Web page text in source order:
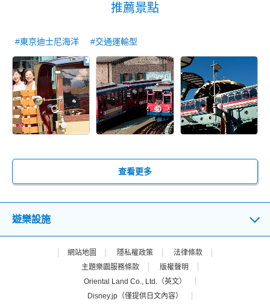
推薦景點
#東京迪士尼海洋 #交通運輸型
查看更多
遊樂設施
網站地圖 隱私權政策
法律條款
主題樂園服務條款
版權聲明
Oriental Land Co., Ltd.（英文）
Disney.jp（僅提供日文內容）